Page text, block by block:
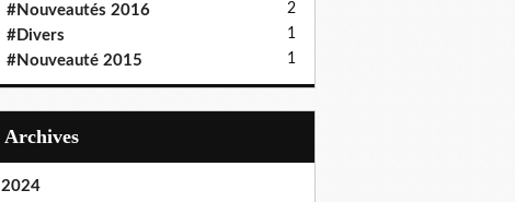
#Nouveautés 2016 2
#Divers 1
#Nouveauté 2015 1
Archives
2024